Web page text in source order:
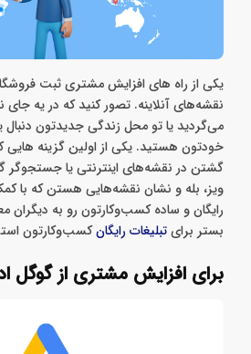
یکی از راه های افزایش مشتری ثبت
نقشه‌های آنلاینه. تصور کنید که در یه جای
می‌گردید یا تو محل زندگی جدیدتون دنبال
خودتون هستید. یکی از اولین گزینه
گشتن در نقشه‌های اینترنتی یا
ویز، بله و نشان نقشه‌هایی هستن که با
رایگان و ساده کسب‌وکارتون رو به دیگران
بستر برایتبلیغات رایگانکسب‌وکارتون
برای افزایش مشتری از گوگل